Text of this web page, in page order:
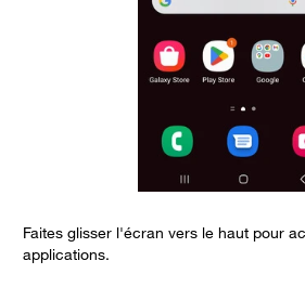
Faites glisser l'écran vers le haut pour
applications.